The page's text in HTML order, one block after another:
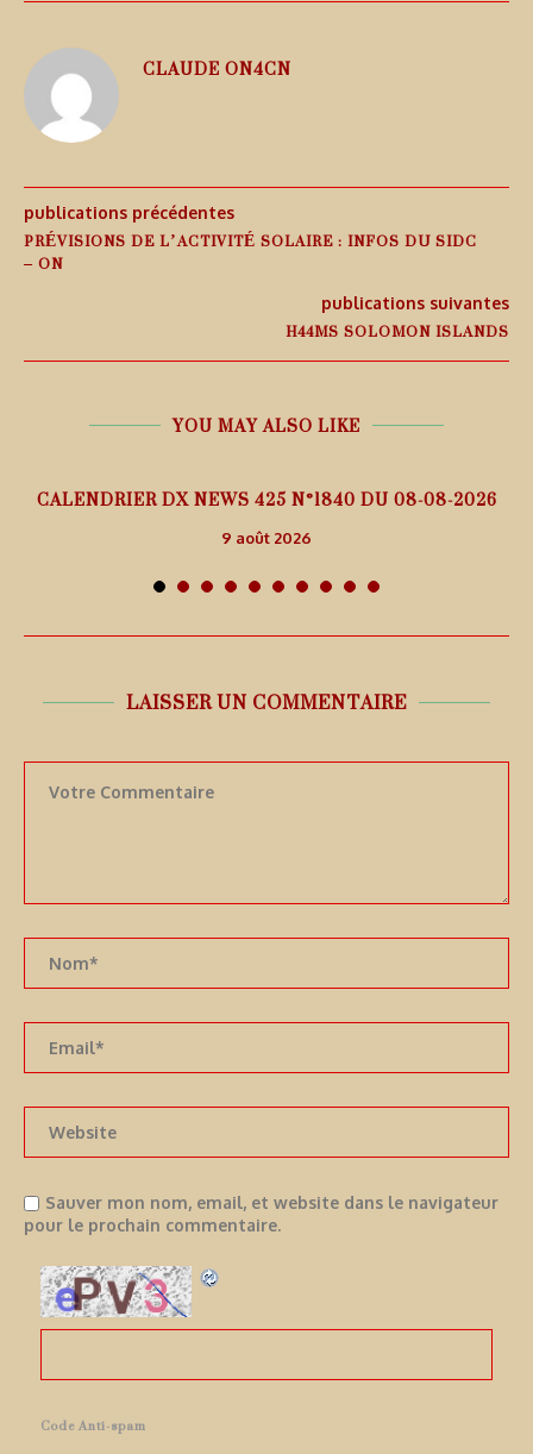
CLAUDE ON4CN
publications précédentes
PRÉVISIONS DE L’ACTIVITÉ SOLAIRE : INFOS DU SIDC
– ON
publications suivantes
H44MS SOLOMON ISLANDS
YOU MAY ALSO LIKE
CALENDRIER DX NEWS 425 N°1840 DU 08-08-2026
9 août 2026
LAISSER UN COMMENTAIRE
Sauver mon nom, email, et website dans le navigateur
pour le prochain commentaire.
Code Anti-spam